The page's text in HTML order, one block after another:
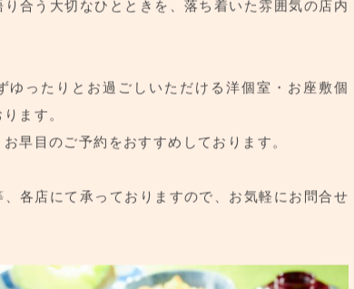
ゆったりとお過ごしいただける洋個室・お座敷個